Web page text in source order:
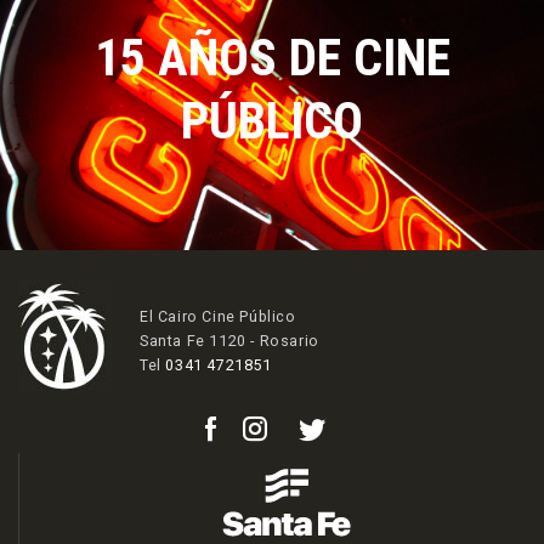
15 AÑOS DE CINE
PÚBLICO
El Cairo Cine Público
Santa Fe 1120 - Rosario
Tel0341 4721851